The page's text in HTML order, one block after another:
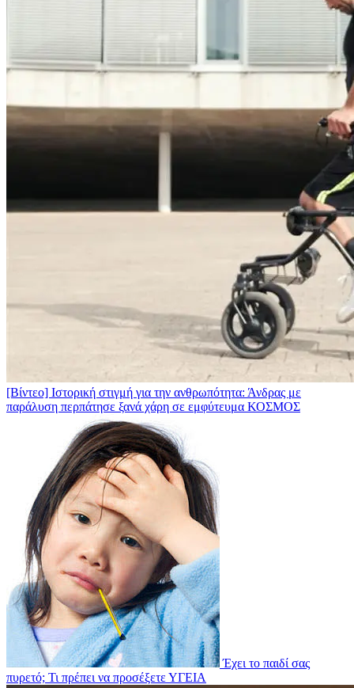
[Βίντεο] Ιστορική στιγμή για την ανθρωπότητα: Άνδρας με
παράλυση περπάτησε ξανά χάρη σε εμφύτευμα ΚΟΣΜΟΣ
Έχει το παιδί σας
πυρετό; Τι πρέπει να προσέξετε ΥΓΕΙΑ